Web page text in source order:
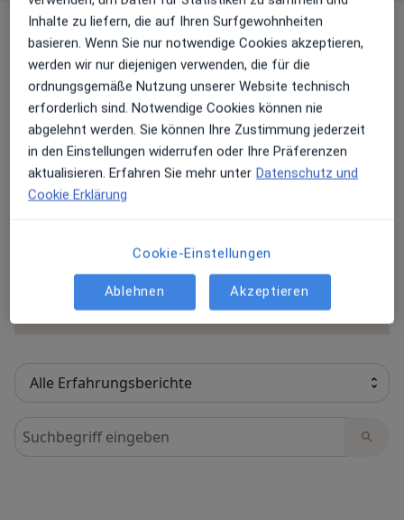
Erfahrungen
Bewerten
49 Bewertungen
gemäß unserer Richtlinien. Erfahren Sie
mehr über Bewertungen und wie wir
Sterne berechnen unterMehr erfahren
Bewertungen durchsuchen
Inhalte zu liefern, die auf Ihren Surfgewohnheiten
basieren. Wenn Sie nur notwendige Cookies akzeptieren,
werden wir nur diejenigen verwenden, die für die
ordnungsgemäße Nutzung unserer Website technisch
erforderlich sind. Notwendige Cookies können nie
abgelehnt werden. Sie können Ihre Zustimmung jederzeit
in den Einstellungen widerrufen oder Ihre Präferenzen
aktualisieren. Erfahren Sie mehr unter Datenschutz und
Cookie Erklärung
Cookie-Einstellungen
Ablehnen Akzeptieren